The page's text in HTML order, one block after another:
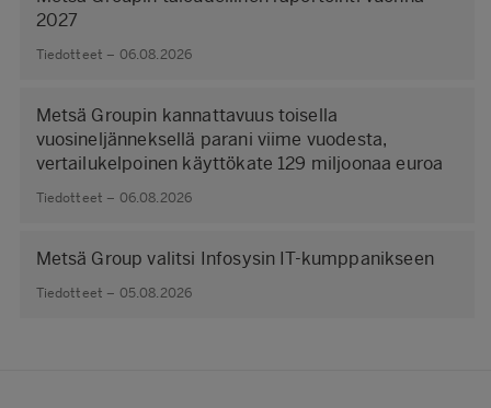
2027
Tiedotteet – 06.08.2026
Metsä Groupin kannattavuus toisella
vuosineljänneksellä parani viime vuodesta,
vertailukelpoinen käyttökate 129 miljoonaa euroa
Tiedotteet – 06.08.2026
Metsä Group valitsi Infosysin IT-kumppanikseen
Tiedotteet – 05.08.2026